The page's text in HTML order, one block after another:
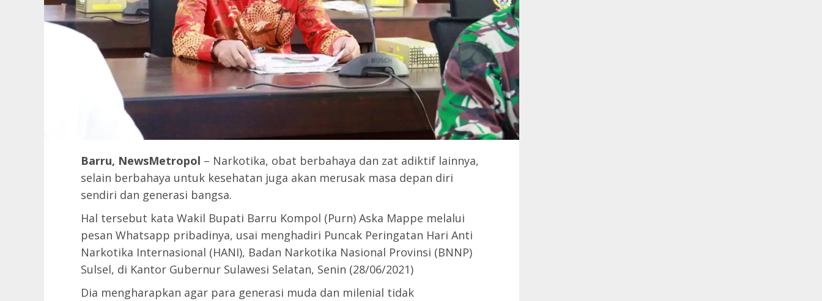
Barru, NewsMetropol – Narkotika, obat berbahaya dan zat adiktif lainnya,
selain berbahaya untuk kesehatan juga akan merusak masa depan diri
sendiri dan generasi bangsa.
Hal tersebut kata Wakil Bupati Barru Kompol (Purn) Aska Mappe melalui
pesan Whatsapp pribadinya, usai menghadiri Puncak Peringatan Hari Anti
Narkotika Internasional (HANI), Badan Narkotika Nasional Provinsi (BNNP)
Sulsel, di Kantor Gubernur Sulawesi Selatan, Senin (28/06/2021)
Dia mengharapkan agar para generasi muda dan milenial tidak